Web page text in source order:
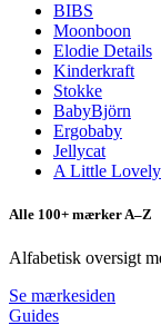
BIBS
Moonboon
Elodie Details
Kinderkraft
Stokke
BabyBjörn
Ergobaby
Jellycat
A Little
Alle 100+ mærker A–Z
Alfabetisk oversigt
Se mærkesiden
Guides